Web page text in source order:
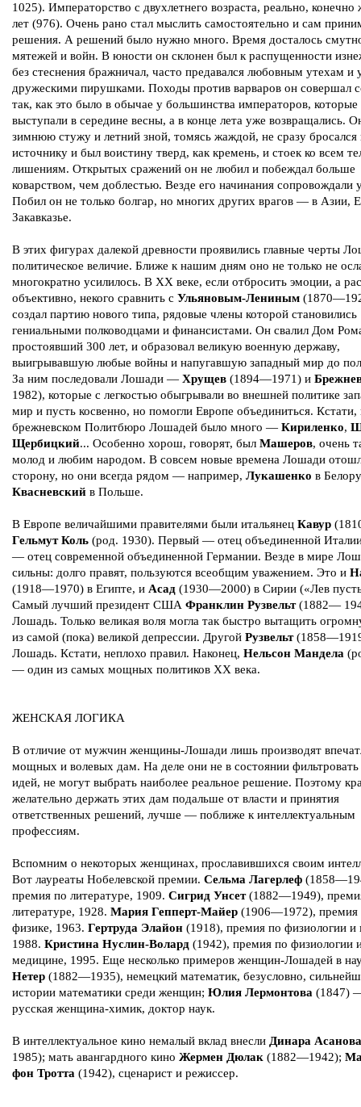
1025). Императорство с двухлетнего возраста, реально, конечно
лет (976). Очень рано стал мыслить самостоятельно и сам
решения. А решений было нужно много. Время досталось
мятежей и войн. В юности он склонен был к распущенности
без стеснения бражничал, часто предавался любовным утехам и
дружескими пирушками. Походы против варваров он совершал
так, как это было в обычае у большинства императоров, которые
выступали в середине весны, а в конце лета уже возвращались.
зимнюю стужу и летний зной, томясь жаждой, не сразу бросался
источнику и был воистину тверд, как кремень, и стоек ко всем
лишениям. Открытых сражений он не любил и побеждал больше
коварством, чем доблестью. Везде его начинания сопровождали
Побил он не только болгар, но многих других врагов — в Азии,
Закавказье.
В этих фигурах далекой древности проявились главные черты
политическое величие. Ближе к нашим дням оно не только не
многократно усилилось. В XX веке, если отбросить эмоции, а
объективно, некого сравнить с Ульяновым-Лениным
создал партию нового типа, рядовые члены которой становились
гениальными полководцами и финансистами. Он свалил Дом
простоявший 300 лет, и образовал великую военную державу,
выигрывавшую любые войны и напугавшую западный мир до
За ним последовали Лошади — Хрущев (1894—1971) и
1982), которые с легкостью обыгрывали во внешней политике
мир и пусть косвенно, но помогли Европе объединиться. Кстати,
брежневском Политбюро Лошадей было много — Кириленко,
Щербицкий... Особенно хорош, говорят, был Машеров, очень
молод и любим народом. В совсем новые времена Лошади
сторону, но они всегда рядом — например, Лукашенко в
Квасневский в Польше.
В Европе величайшими правителями были итальянец Кавур
Гельмут Коль (род. 1930). Первый — отец объединенной
— отец современной объединенной Германии. Везде в мире
сильны: долго правят, пользуются всеобщим уважением. Это и
(1918—1970) в Египте, и Асад (1930—2000) в Сирии («Лев
Самый лучший президент США Франклин Рузвельт(1882—
Лошадь. Только великая воля могла так быстро вытащить
из самой (пока) великой депрессии. Другой Рузвельт
Лошадь. Кстати, неплохо правил. Наконец, Нельсон Мандела
— один из самых мощных политиков XX века.
ЖЕНСКАЯ ЛОГИКА
В отличие от мужчин женщины-Лошади лишь производят
мощных и волевых дам. На деле они не в состоянии фильтровать
идей, не могут выбрать наиболее реальное решение. Поэтому
желательно держать этих дам подальше от власти и принятия
ответственных решений, лучше — поближе к интеллектуальным
профессиям.
Вспомним о некоторых женщинах, прославившихся своим
Вот лауреаты Нобелевской премии. Сельма Лагерлеф
премия по литературе, 1909. Сигрид Унсет(1882—1949),
литературе, 1928. Мария Гепперт-Майер (1906—1972), премия
физике, 1963. Гертруда Элайон (1918), премия по физиологии и
1988. Кристина Нуслин-Волард (1942), премия по физиологии
медицине, 1995. Еще несколько примеров женщин-Лошадей в
Нетер (1882—1935), немецкий математик, безусловно,
истории математики среди женщин; Юлия Лермонтова (1847)
русская женщина-химик, доктор наук.
В интеллектуальное кино немалый вклад внесли Динара Асанова
1985); мать авангардного кино Жермен Дюлак (1882—1942);
фон Тротта (1942), сценарист и режиссер.